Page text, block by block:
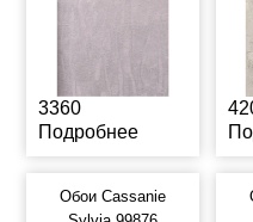
3360
Подробнее
Обои Cassanie